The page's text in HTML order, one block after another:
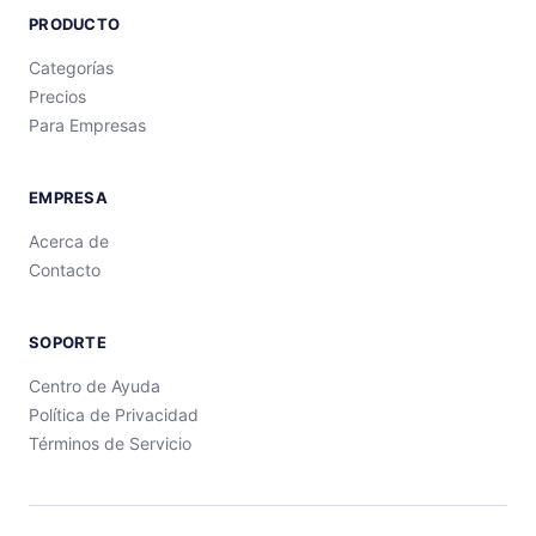
PRODUCTO
Categorías
Precios
Para Empresas
EMPRESA
Acerca de
Contacto
SOPORTE
Centro de Ayuda
Política de Privacidad
Términos de Servicio